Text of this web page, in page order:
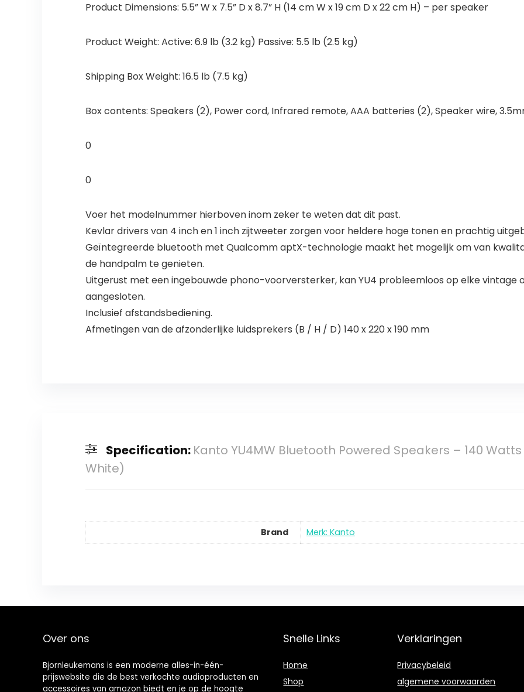
Product Dimensions: 5.5” W x 7.5” D x 8.7” H (14 cm W x 19 cm D x 22 cm H) – per speaker
Product Weight: Active: 6.9 lb (3.2 kg) Passive: 5.5 lb (2.5 kg)
Shipping Box Weight: 16.5 lb (7.5 kg)
Box contents: Speakers (2), Power cord, Infrared remote, AAA batteries (2), Speaker wire,
0
0
Voer het modelnummer hierboven inom zeker te weten dat dit past.
Kevlar drivers van 4 inch en 1 inch zijtweeter zorgen voor heldere hoge tonen en prachtig
Geïntegreerde bluetooth met Qualcomm aptX-technologie maakt het mogelijk om van
de handpalm te genieten.
Uitgerust met een ingebouwde phono-voorversterker, kan YU4 probleemloos op elke
aangesloten.
Inclusief afstandsbediening.
Afmetingen van de afzonderlijke luidsprekers (B / H / D) 140 x 220 x 190 mm
Specification: Kanto YU4MW Bluetooth Powered Speakers – 140
White)
Brand Merk: Kanto
Over ons
Bjornleukemans is een moderne alles-in-één-
prijswebsite die de best verkochte audioproducten en
accessoires van amazon biedt en je op de hoogte
Snelle Links
Home
Shop
Verklaringen
Privacybeleid
algemene voorwaarden